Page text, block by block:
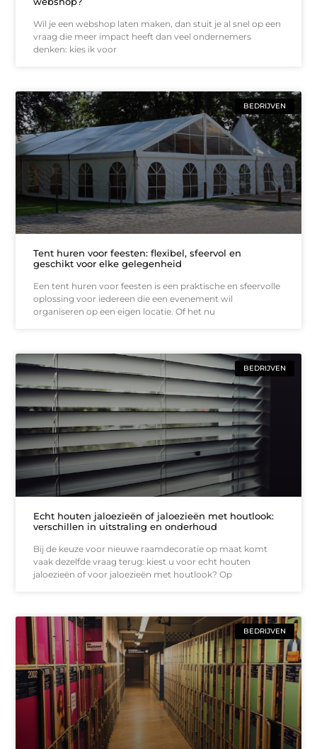
Wil je een webshop laten maken, dan stuit je al snel op een
vraag die meer impact heeft dan veel ondernemers
denken: kies ik voor
BEDRIJVEN
Tent huren voor feesten: flexibel, sfeervol en
geschikt voor elke gelegenheid
Een tent huren voor feesten is een praktische en sfeervolle
oplossing voor iedereen die een evenement wil
organiseren op een eigen locatie. Of het nu
BEDRIJVEN
Echt houten jaloezieën of jaloezieën met houtlook:
verschillen in uitstraling en onderhoud
Bij de keuze voor nieuwe raamdecoratie op maat komt
vaak dezelfde vraag terug: kiest u voor echt houten
jaloezieën of voor jaloezieën met houtlook? Op
BEDRIJVEN